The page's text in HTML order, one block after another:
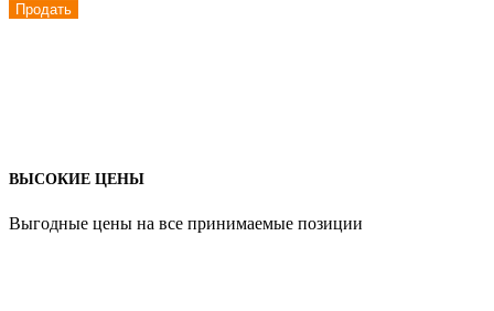
Продать
ВЫСОКИЕ ЦЕНЫ
Выгодные цены на все принимаемые позиции